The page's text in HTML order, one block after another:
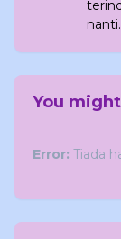
You
Error: Tiada